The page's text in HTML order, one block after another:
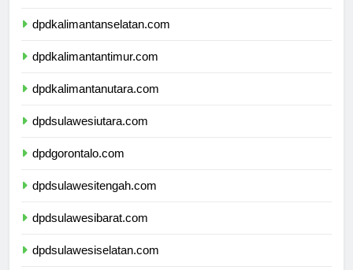
dpdkalimantanselatan.com
dpdkalimantantimur.com
dpdkalimantanutara.com
dpdsulawesiutara.com
dpdgorontalo.com
dpdsulawesitengah.com
dpdsulawesibarat.com
dpdsulawesiselatan.com